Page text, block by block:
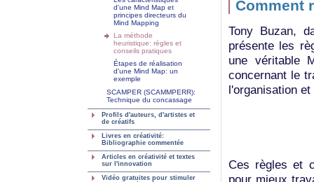
d'une Mind Map et
principes directeurs du
Mind Mapping
La méthode
heuristique: règles et
conseils pratiques
Étapes de réalisation
d'une Mind Map: un
exemple
SCAMPER (SCAMMPERR):
Technique du concassage
Profils d'auteurs, d'artistes et
de créatifs
Livres en créativité:
Bibliographie commentée
Articles en créativité et textes
sur l'innovation
Vidéo gratuites pour stimuler
Comment
Tony Buzan,
présente les
une véritable
concernant le
l'organisation
Ces règles et
pour mieux